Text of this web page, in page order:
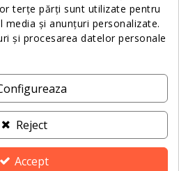
Rights Reserved - Created by
terțe părți sunt utilizate pentru
și anunțuri personalizate.
și procesarea datelor personale
Reject
Accept